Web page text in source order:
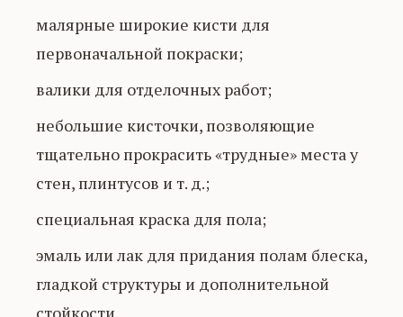
малярные широкие кисти для
первоначальной покраски;
валики для отделочных работ;
небольшие кисточки, позволяющие
тщательно прокрасить «трудные» места у
стен, плинтусов и т. д.;
специальная краска для пола;
эмаль или лак для придания полам блеска,
гладкой структуры и дополнительной
стойкости.